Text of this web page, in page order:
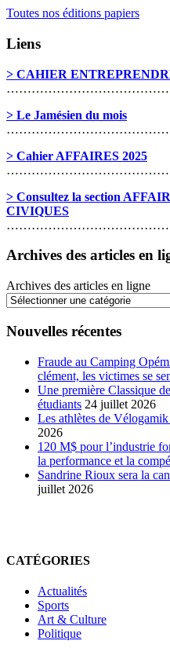
Toutes nos éditions papiers
Liens
> CAHIER
> Le Jamésien du mois
> Cahier AFFAIRES 2025
> Consultez la section
CIVIQUES
Archives des articles en
Archives des articles en ligne
Nouvelles récentes
Fraude au Camping
clément, les victimes se
Une première Classique
étudiants 24 juillet 2026
Les athlètes de
2026
120 M$ pour l’industrie
la performance et la
Sandrine Rioux sera la
juillet 2026
CATÉGORIES
Actualités
Sports
Art & Culture
Politique